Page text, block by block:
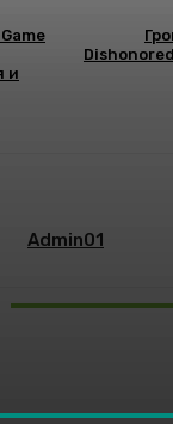
и
Admin01